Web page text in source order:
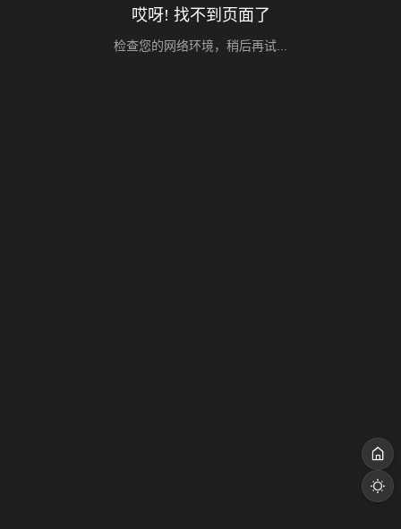
哎呀! 找不到页面了
检查您的网络环境，稍后再试...